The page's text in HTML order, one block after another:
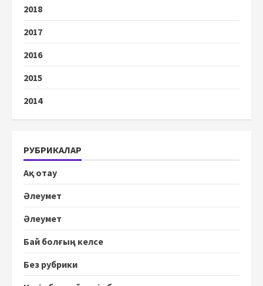
2018
2017
2016
2015
2014
РУБРИКАЛАР
Ақ отау
Әлеумет
Әлеумет
Бай болғың келсе
Без рубрики